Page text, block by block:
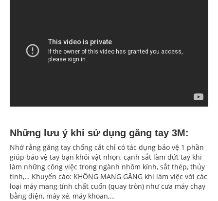
Những lưu ý khi sử dụng găng tay 3M:
Nhớ rằng găng tay chống cắt chỉ có tác dụng bảo vệ 1 phần
giúp bảo vệ tay bạn khỏi vật nhọn, cạnh sắt làm đứt tay khi
làm những công việc trong ngành nhôm kính, sắt thép, thủy
tinh,… Khuyến cáo: KHÔNG MANG GĂNG khi làm việc với các
loại máy mang tính chất cuốn (quay tròn) như cưa máy chạy
bằng điện, máy xẻ, máy khoan,…